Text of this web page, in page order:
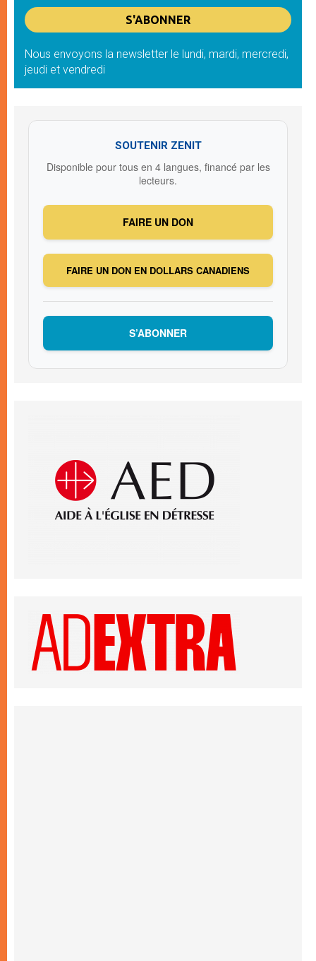
Nous envoyons la newsletter le lundi, mardi, mercredi,
jeudi et vendredi
SOUTENIR ZENIT
Disponible pour tous en 4 langues, financé par les
lecteurs.
FAIRE UN DON
FAIRE UN DON EN DOLLARS CANADIENS
S’ABONNER